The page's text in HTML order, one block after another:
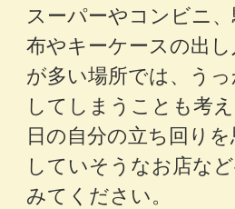
スーパーやコンビニ
布やキーケースの出
が多い場所では、う
してしまうことも考
日の自分の立ち回り
していそうなお店な
みてください。